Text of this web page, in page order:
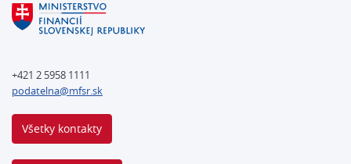
+421 2 5958 1111
podatelna@mfsr.sk
Všetky kontakty